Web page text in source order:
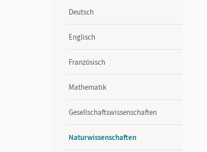
Deutsch
Englisch
Französisch
Mathematik
Gesellschaftswissenschaften
Naturwissenschaften